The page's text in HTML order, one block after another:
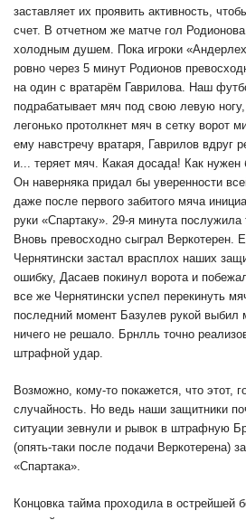
заставляет их проявить активность,
счет. В отчетном же матче гол
холодным душем. Пока игроки
ровно через 5 минут Родионов
на один с вратарём Гаврилова. Наш
подрабатывает мяч под свою левую
легонько протолкнет мяч в сетку ворот
ему навстречу вратаря, Гаврилов вдруг
и... теряет мяч. Какая досада! Как нужен
Он наверняка придал бы уверенности
даже после первого забитого мяча
руки «Спартаку». 29-я минута
Вновь превосходно сыграл Веркотерен.
Чернятински застал врасплох наших
ошибку, Дасаев покинул ворота и
все же Чернятински успел перекинуть
последний момент Базулев рукой выбил
ничего не решало. Брнлль точно
штрафной удар.
Возможно, кому-то покажется, что этот,
случайность. Но ведь наши защитники
ситуации зевнули и рывок в штрафную
(опять-таки после подачи Веркотерена)
«Спартака».
Концовка тайма проходила в острейшей